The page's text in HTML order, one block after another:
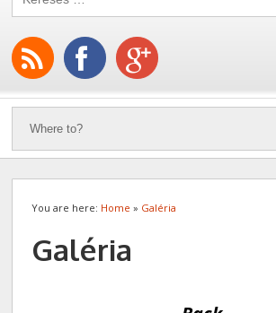
You are here: Home » Galéria
Galéria